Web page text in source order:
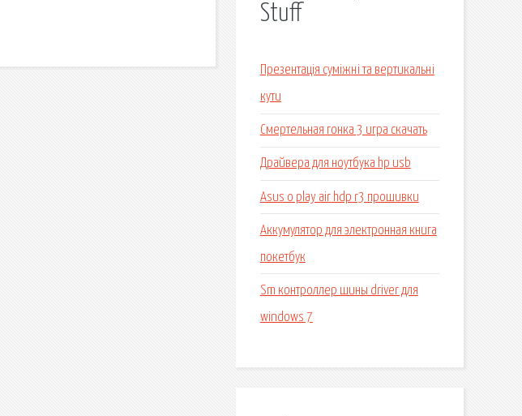
Stuff
Презентація суміжні та вертикальні
кути
Смертельная гонка 3 игра скачать
Драйвера для ноутбука hp usb
Asus o play air hdp r3 прошивки
Аккумулятор для электронная книга
покетбук
Sm контроллер шины driver для
windows 7